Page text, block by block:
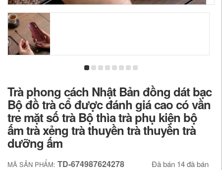
Trà phong cách Nhật Bản đồng dát bạc
Bộ đồ trà cổ được đánh giá cao có vần
tre mặt số trà Bộ thìa trà phụ kiện bộ
ấm trà xẻng trà thuyền trà thuyền trà
dưỡng ấm
MÃ SẢN PHẨM: TD-674987624278 Đã bán 14 đã bán